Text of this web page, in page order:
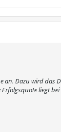
Dazu wird das
liegt